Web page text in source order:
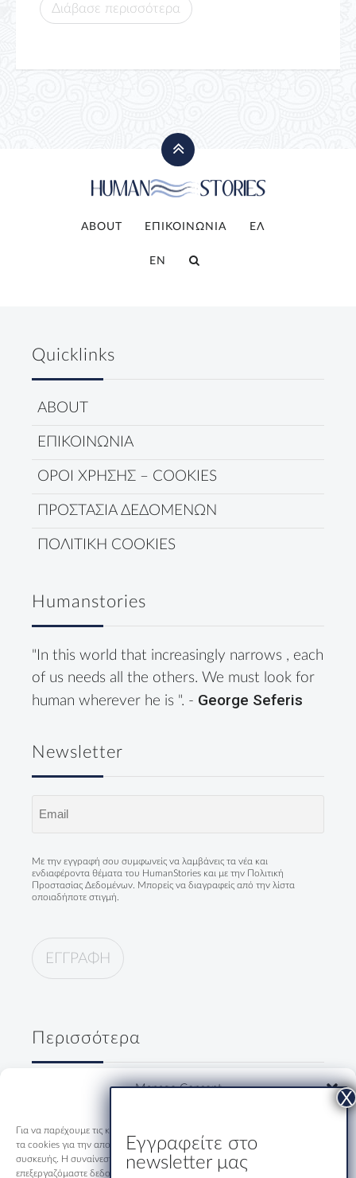
Manage Consent
Για να παρέχουμε τις καλύτερες εμπειρίες, χρησιμοποιούμε τεχνολογίες όπως
τα cookies για την αποθήκευση ή/και την πρόσβαση σε πληροφορίες
συσκευής. Η συναίνεση σε αυτές τις τεχνολογίες θα μας επιτρέψει να
επεξεργαζόμαστε δεδομένα όπως η συμπεριφορά περιήγησης ή μοναδικά
Διάβασε περισσότερα
ABOUT ΕΠΙΚΟΙΝΩΝΙΑ ΕΛ
EN
Quicklinks
ABOUT
ΕΠΙΚΟΙΝΩΝΙΑ
ΟΡΟΙ ΧΡΗΣΗΣ – COOKIES
ΠΡΟΣΤΑΣΙΑ ΔΕΔΟΜΕΝΩΝ
ΠΟΛΙΤΙΚΗ COOKIES
Humanstories
"In this world that increasingly narrows , each
of us needs all the others. We must look for
human wherever he is ". - George Seferis
Newsletter
Με την εγγραφή σου συμφωνείς να λαμβάνεις τα νέα και
ενδιαφέροντα θέματα του HumanStories και με την Πολιτική
Προστασίας Δεδομένων . Μπορείς να διαγραφείς από την λίστα
οποιαδήποτε στιγμή.
Περισσότερα
Δύο κύριοι, ένα ουζάκι και μία
Εστιατόριο-Ξενώνας Μακριδης
Εγγραφείτε στο
newsletter μας